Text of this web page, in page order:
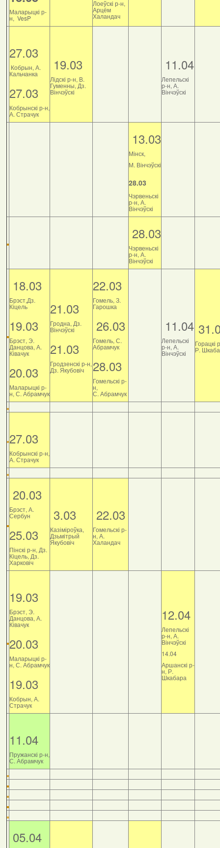
Маларыцкі р-
н, VesP
Лоеўскі р-н,
Арцём
Халандач
27.03
Кобрын, А.
Кальчанка
27.03
Кобрынскі р-н,
А. Страчук
19.03
Лідскі р-н, В.
Гуменны, Дз.
Вінчэўскі
11.04
Лепельскі
р-н, А.
Вінчэўскі
13.03
Мінск,
М. Вінчэўскі
28.03
Чэрвеньскі
р-н, А.
Вінчэўскі
28.03
Чэрвеньскі
р-н, А.
Вінчэўскі
18.03
Брэст,Дз.
Кіцель
19.03
Брэст, Э.
Данцова, А.
Ківачук
20.03
Маларыцкі р-
н, С. Абрамчук
21.03
Гродна, Дз.
Вінчэўскі
21.03
Гродзенскі р-н,
Дз. Якубовіч
22.03
Гомель, З.
Гарошка
26.03
Гомель, С.
Абрамчук
28.03
Гомельскі р-
н,
С. Абрамчук
11.04
Лепельскі
р-н, А.
Вінчэўскі
Горацкі
Р.
27.03
Кобрынскі р-н,
А. Страчук
20.03
Брэст, А.
Сербун
25.03
Пінскі р-н, Дз.
Кіцель, Дз.
Харковіч
3.03
Казіміроўка,
Дзьмітрый
Якубовіч
22.03
Гомельскі р-
н, А.
Халандач
19.03
Брэст, Э.
Данцова, А.
Ківачук
20.03
Маларыцкі р-
н, С. Абрамчук
19.03
Кобрын, А.
Страчук
12.04
Лепельскі
р-н, А.
Вінчэўскі
14.04
Аршанскі р-
н, Р.
Шкабара
11.04
Пружанскі р-н,
С. Абрамчук
05.04